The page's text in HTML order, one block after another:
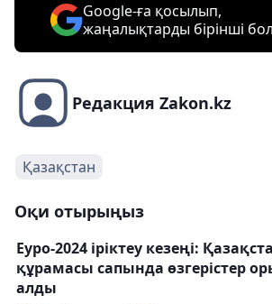
Google-ға қосылып,
жаңалықтарды бірінші
Редакция Zakon.kz
Қазақстан
Оқи отырыңыз
Еуро-2024 іріктеу кезеңі:
құрамасы сапында өзгерістер
алды